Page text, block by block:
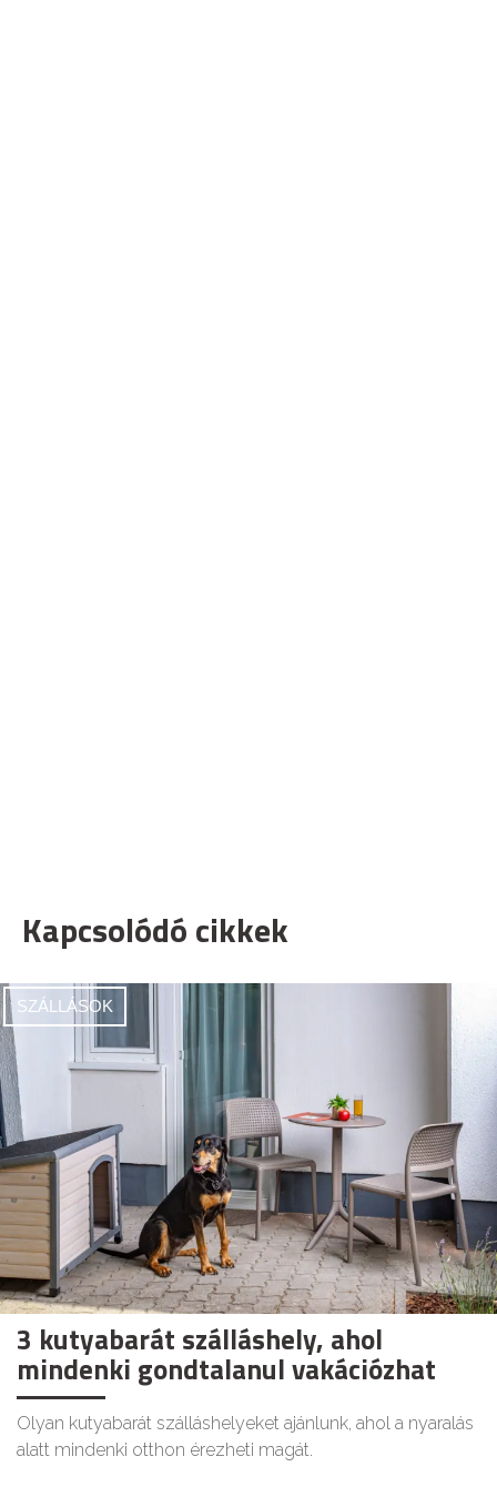
Kapcsolódó cikkek
SZÁLLÁSOK
3 kutyabarát szálláshely, ahol
mindenki gondtalanul vakációzhat
Olyan kutyabarát szálláshelyeket ajánlunk, ahol a nyaralás
alatt mindenki otthon érezheti magát.